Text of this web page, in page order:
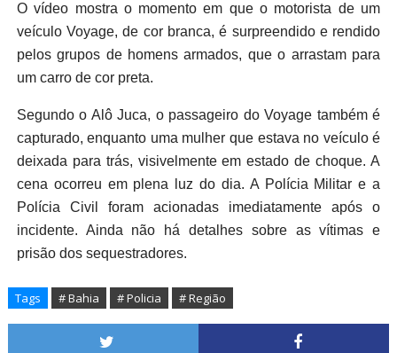
O vídeo mostra o momento em que o motorista de um
veículo Voyage, de cor branca, é surpreendido e rendido
pelos grupos de homens armados, que o arrastam para
um carro de cor preta.
Segundo o Alô Juca, o passageiro do Voyage também é
capturado, enquanto uma mulher que estava no veículo é
deixada para trás, visivelmente em estado de choque. A
cena ocorreu em plena luz do dia. A Polícia Militar e a
Polícia Civil foram acionadas imediatamente após o
incidente. Ainda não há detalhes sobre as vítimas e
prisão dos sequestradores.
Tags # Bahia # Policia # Região